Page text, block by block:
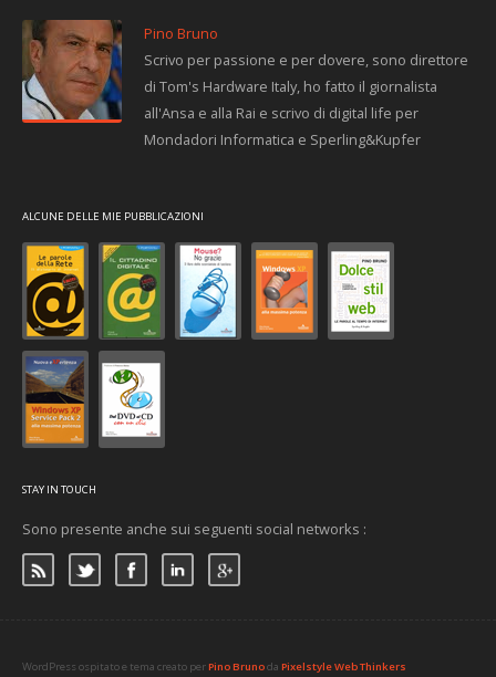
Pino Bruno
Scrivo per passione e per dovere, sono direttore
di Tom's Hardware Italy, ho fatto il giornalista
all'Ansa e alla Rai e scrivo di digital life per
Mondadori Informatica e Sperling&Kupfer
ALCUNE DELLE MIE PUBBLICAZIONI
STAY IN TOUCH
Sono presente anche sui seguenti social networks :
WordPress ospitato e tema creato perPino Brunoda Pixelstyle Web Thinkers